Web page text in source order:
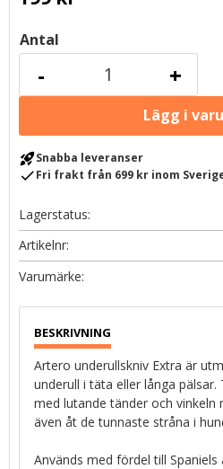
Antal
+
-
rocket_launchSnabba leveranser
checkFri frakt från 699 kr inom
Lagerstatus
Artikelnr
Artero underullskniv Extra är
underull i täta eller långa
med lutande tänder och vinkeln
även åt de tunnaste stråna i
Används med fördel till Spaniels